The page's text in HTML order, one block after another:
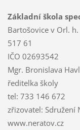
Základní škola
Bartošovice v Orl.
517 61
IČO 02693542
Mgr. Bronislava
ředitelka školy
tel: 733 146 672
zřizovatel: Sdružení
www.neratov.cz